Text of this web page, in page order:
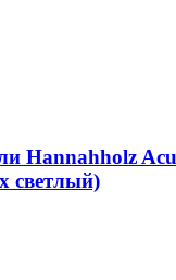
Hannahholz
светлый)